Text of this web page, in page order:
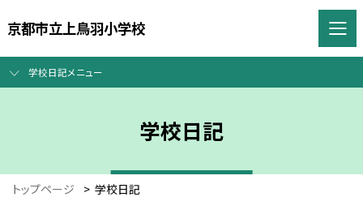
京都市立上鳥羽小学校
学校日記メニュー
学校日記
トップページ > 学校日記